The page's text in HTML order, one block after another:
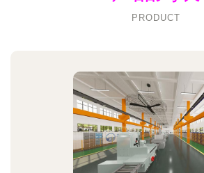
PRODUCT